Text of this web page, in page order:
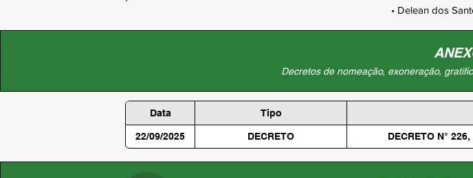
• Delean dos
Decretos de nomeação, exoneração,
Data Tipo
22/09/2025 DECRETO DECRETO N°